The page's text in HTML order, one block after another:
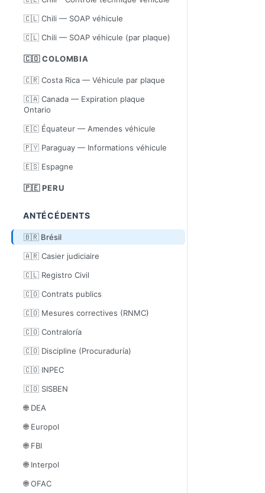
🇨🇱 Chili — SOAP véhicule
🇨🇱 Chili — SOAP véhicule (par plaque)
🇨🇴 COLOMBIA
🇨🇷 Costa Rica — Véhicule par plaque
🇨🇦 Canada — Expiration plaque
Ontario
🇪🇨 Équateur — Amendes véhicule
🇵🇾 Paraguay — Informations véhicule
🇪🇸 Espagne
🇵🇪 PERU
ANTÉCÉDENTS
🇧🇷 Brésil
🇦🇷 Casier judiciaire
🇨🇱 Registro Civil
🇨🇴 Contrats publics
🇨🇴 Mesures correctives (RNMC)
🇨🇴 Contraloría
🇨🇴 Discipline (Procuraduría)
🇨🇴 INPEC
🇨🇴 SISBEN
🌐 DEA
🌐 Europol
🌐 FBI
🌐 Interpol
🌐 OFAC